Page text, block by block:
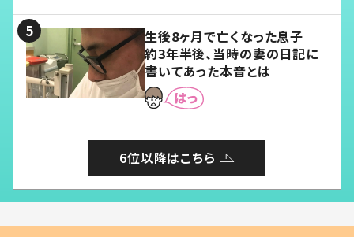
生後8ヶ月で亡くなった息子
約3年半後、当時の妻の日記に
書いてあった本音とは
6位以降はこちら